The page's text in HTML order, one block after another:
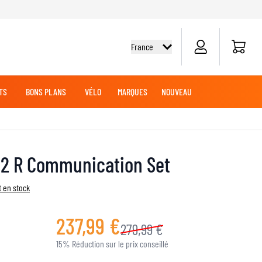
France Panier
JERSEYS MX
SLIDERS GENOUX ET COUDES
BONS PLANS VÉLO MARQUES NOUVEAU
R Communication Set
en stock
237,99 €279,99 €
15% Réduction sur le prix conseillé